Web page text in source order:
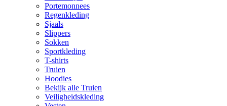
Portemonnees
Regenkleding
Sjaals
Slippers
Sokken
Sportkleding
T-shirts
Truien
Hoodies
Bekijk alle Truien
Veiligheidskleding